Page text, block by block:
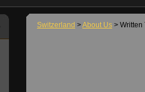
Switzerland >About Us > Written